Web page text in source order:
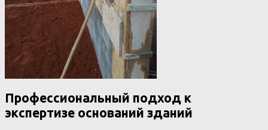
Профессиональный подход к
экспертизе оснований зданий